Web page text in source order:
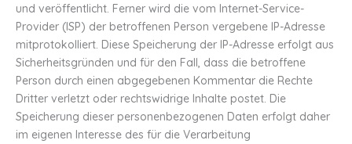
und veröffentlicht. Ferner wird die vom Internet-Service-
Provider (ISP) der betroffenen Person vergebene IP-Adresse
mitprotokolliert. Diese Speicherung der IP-Adresse erfolgt aus
Sicherheitsgründen und für den Fall, dass die betroffene
Person durch einen abgegebenen Kommentar die Rechte
Dritter verletzt oder rechtswidrige Inhalte postet. Die
Speicherung dieser personenbezogenen Daten erfolgt daher
im eigenen Interesse des für die Verarbeitung